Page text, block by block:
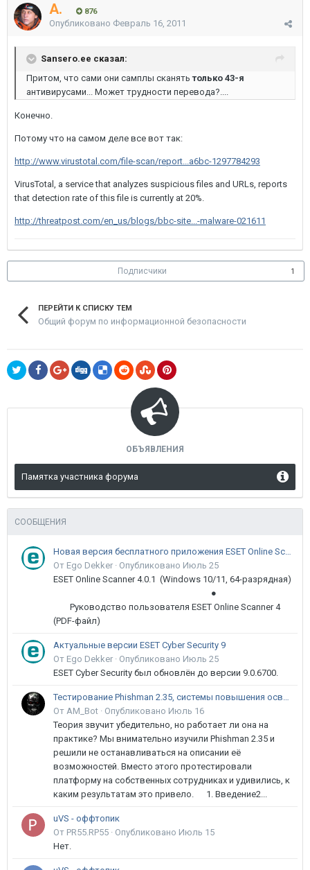
A. 876
Опубликовано Февраль 16, 2011
Sansero.ee сказал:
Притом, что сами они самплы сканятьтолько 43-я
антивирусами... Может трудности перевода?....
Конечно.
Потому что на самом деле все вот так:
http://www.virustotal.com/file-scan/report...a6bc-1297784293
VirusTotal, a service that analyzes suspicious files and URLs, reports
that detection rate of this file is currently at 20%.
http://threatpost.com/en_us/blogs/bbc-site...-malware-021611
Подписчики 1
ПЕРЕЙТИ К СПИСКУ ТЕМ
Общий форум по информационной безопасности
ОБЪЯВЛЕНИЯ
Памятка участника форума
СООБЩЕНИЯ
Новая версия бесплатного приложения ESET Online Scanner доступна пользователям
От Ego Dekker · Опубликовано Июль 25
ESET Online Scanner 4.0.1 (Windows 10/11, 64-разрядная)
●
Руководство пользователя ESET Online Scanner 4
(PDF-файл)
Актуальные версии ESET Cyber Security 9
От Ego Dekker · Опубликовано Июль 25
ESET Cyber Security был обновлён до версии 9.0.6700.
Тестирование Phishman 2.35, системы повышения осведомлённости пользователей в сфере ИБ
От AM_Bot · Опубликовано Июль 16
Теория звучит убедительно, но работает ли она на
практике? Мы внимательно изучили Phishman 2.35 и
решили не останавливаться на описании её
возможностей. Вместо этого протестировали
платформу на собственных сотрудниках и удивились, к
каким результатам это привело. 1. Введение2...
uVS - оффтопик
От PR55.RP55 · Опубликовано Июль 15
Нет.